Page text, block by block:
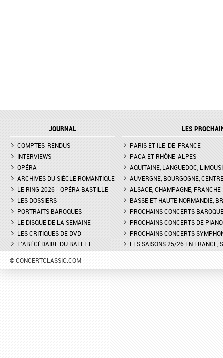
JOURNAL
COMPTES-RENDUS
INTERVIEWS
OPÉRA
ARCHIVES DU SIÈCLE ROMANTIQUE
LE RING 2026 - OPÉRA BASTILLE
LES DOSSIERS
PORTRAITS BAROQUES
LE DISQUE DE LA SEMAINE
LES CRITIQUES DE DVD
L'ABÉCÉDAIRE DU BALLET
LES
PARIS ET ILE-DE-FRANCE
PACA ET RHÔNE-ALPES
AQUITAINE, LANGUEDOC,
AUVERGNE, BOURGOGNE, CENTRE
ALSACE, CHAMPAGNE,
BASSE ET HAUTE NORMANDIE,
PROCHAINS CONCERTS
PROCHAINS CONCERTS DE PIANO
PROCHAINS CONCERTS
LES SAISONS 25/26 EN FRANCE,
© CONCERTCLASSIC.COM